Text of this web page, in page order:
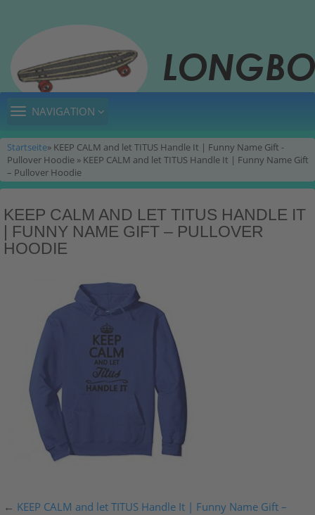
TOGGLE
NAVIGATION
Startseite» KEEP CALM and let TITUS Handle It | Funny Name Gift -
Pullover Hoodie » KEEP CALM and let TITUS Handle It | Funny Name Gift
– Pullover Hoodie
KEEP CALM AND LET TITUS HANDLE IT
| FUNNY NAME GIFT – PULLOVER
HOODIE
← KEEP CALM and let TITUS Handle It | Funny Name Gift –